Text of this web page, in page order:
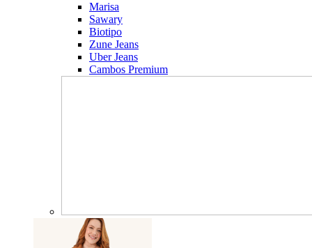
Marisa
Sawary
Biotipo
Zune Jeans
Uber Jeans
Cambos Premium